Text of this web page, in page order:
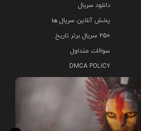
دانلود سریال‌
پخش آنلاین سریال ها
۲۵۰ سریال برتر تاریخ
سوالات متداول
DMCA POLICY